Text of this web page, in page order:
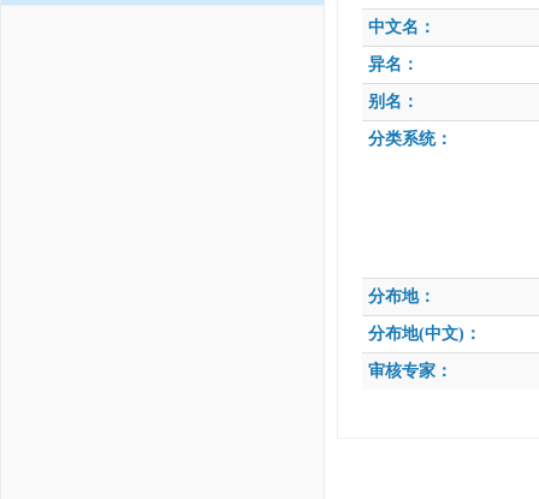
中文名：
异名：
别名：
分类系统：
分布地：
分布地(中文)：
审核专家：